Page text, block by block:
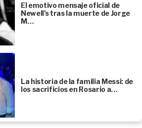
El emotivo mensaje oficial de
Newell's tras la muerte de Jorge
M…
La historia de la familia Messi: de
los sacrificios en Rosario a…